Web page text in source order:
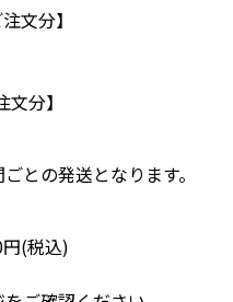
文分】
分】
との発送となります。
(税込)